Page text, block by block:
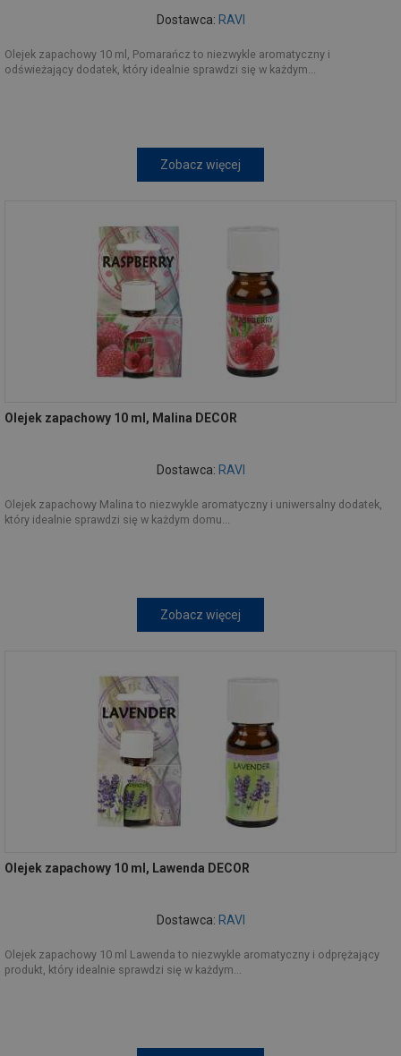
Dostawca: RAVI
Olejek zapachowy 10 ml, Pomarańcz to niezwykle aromatyczny i
odświeżający dodatek, który idealnie sprawdzi się w każdym...
Zobacz więcej
Olejek zapachowy 10 ml, Malina DECOR
Dostawca: RAVI
Olejek zapachowy Malina to niezwykle aromatyczny i uniwersalny dodatek,
który idealnie sprawdzi się w każdym domu...
Zobacz więcej
Olejek zapachowy 10 ml, Lawenda DECOR
Dostawca: RAVI
Olejek zapachowy 10 ml Lawenda to niezwykle aromatyczny i odprężający
produkt, który idealnie sprawdzi się w każdym...